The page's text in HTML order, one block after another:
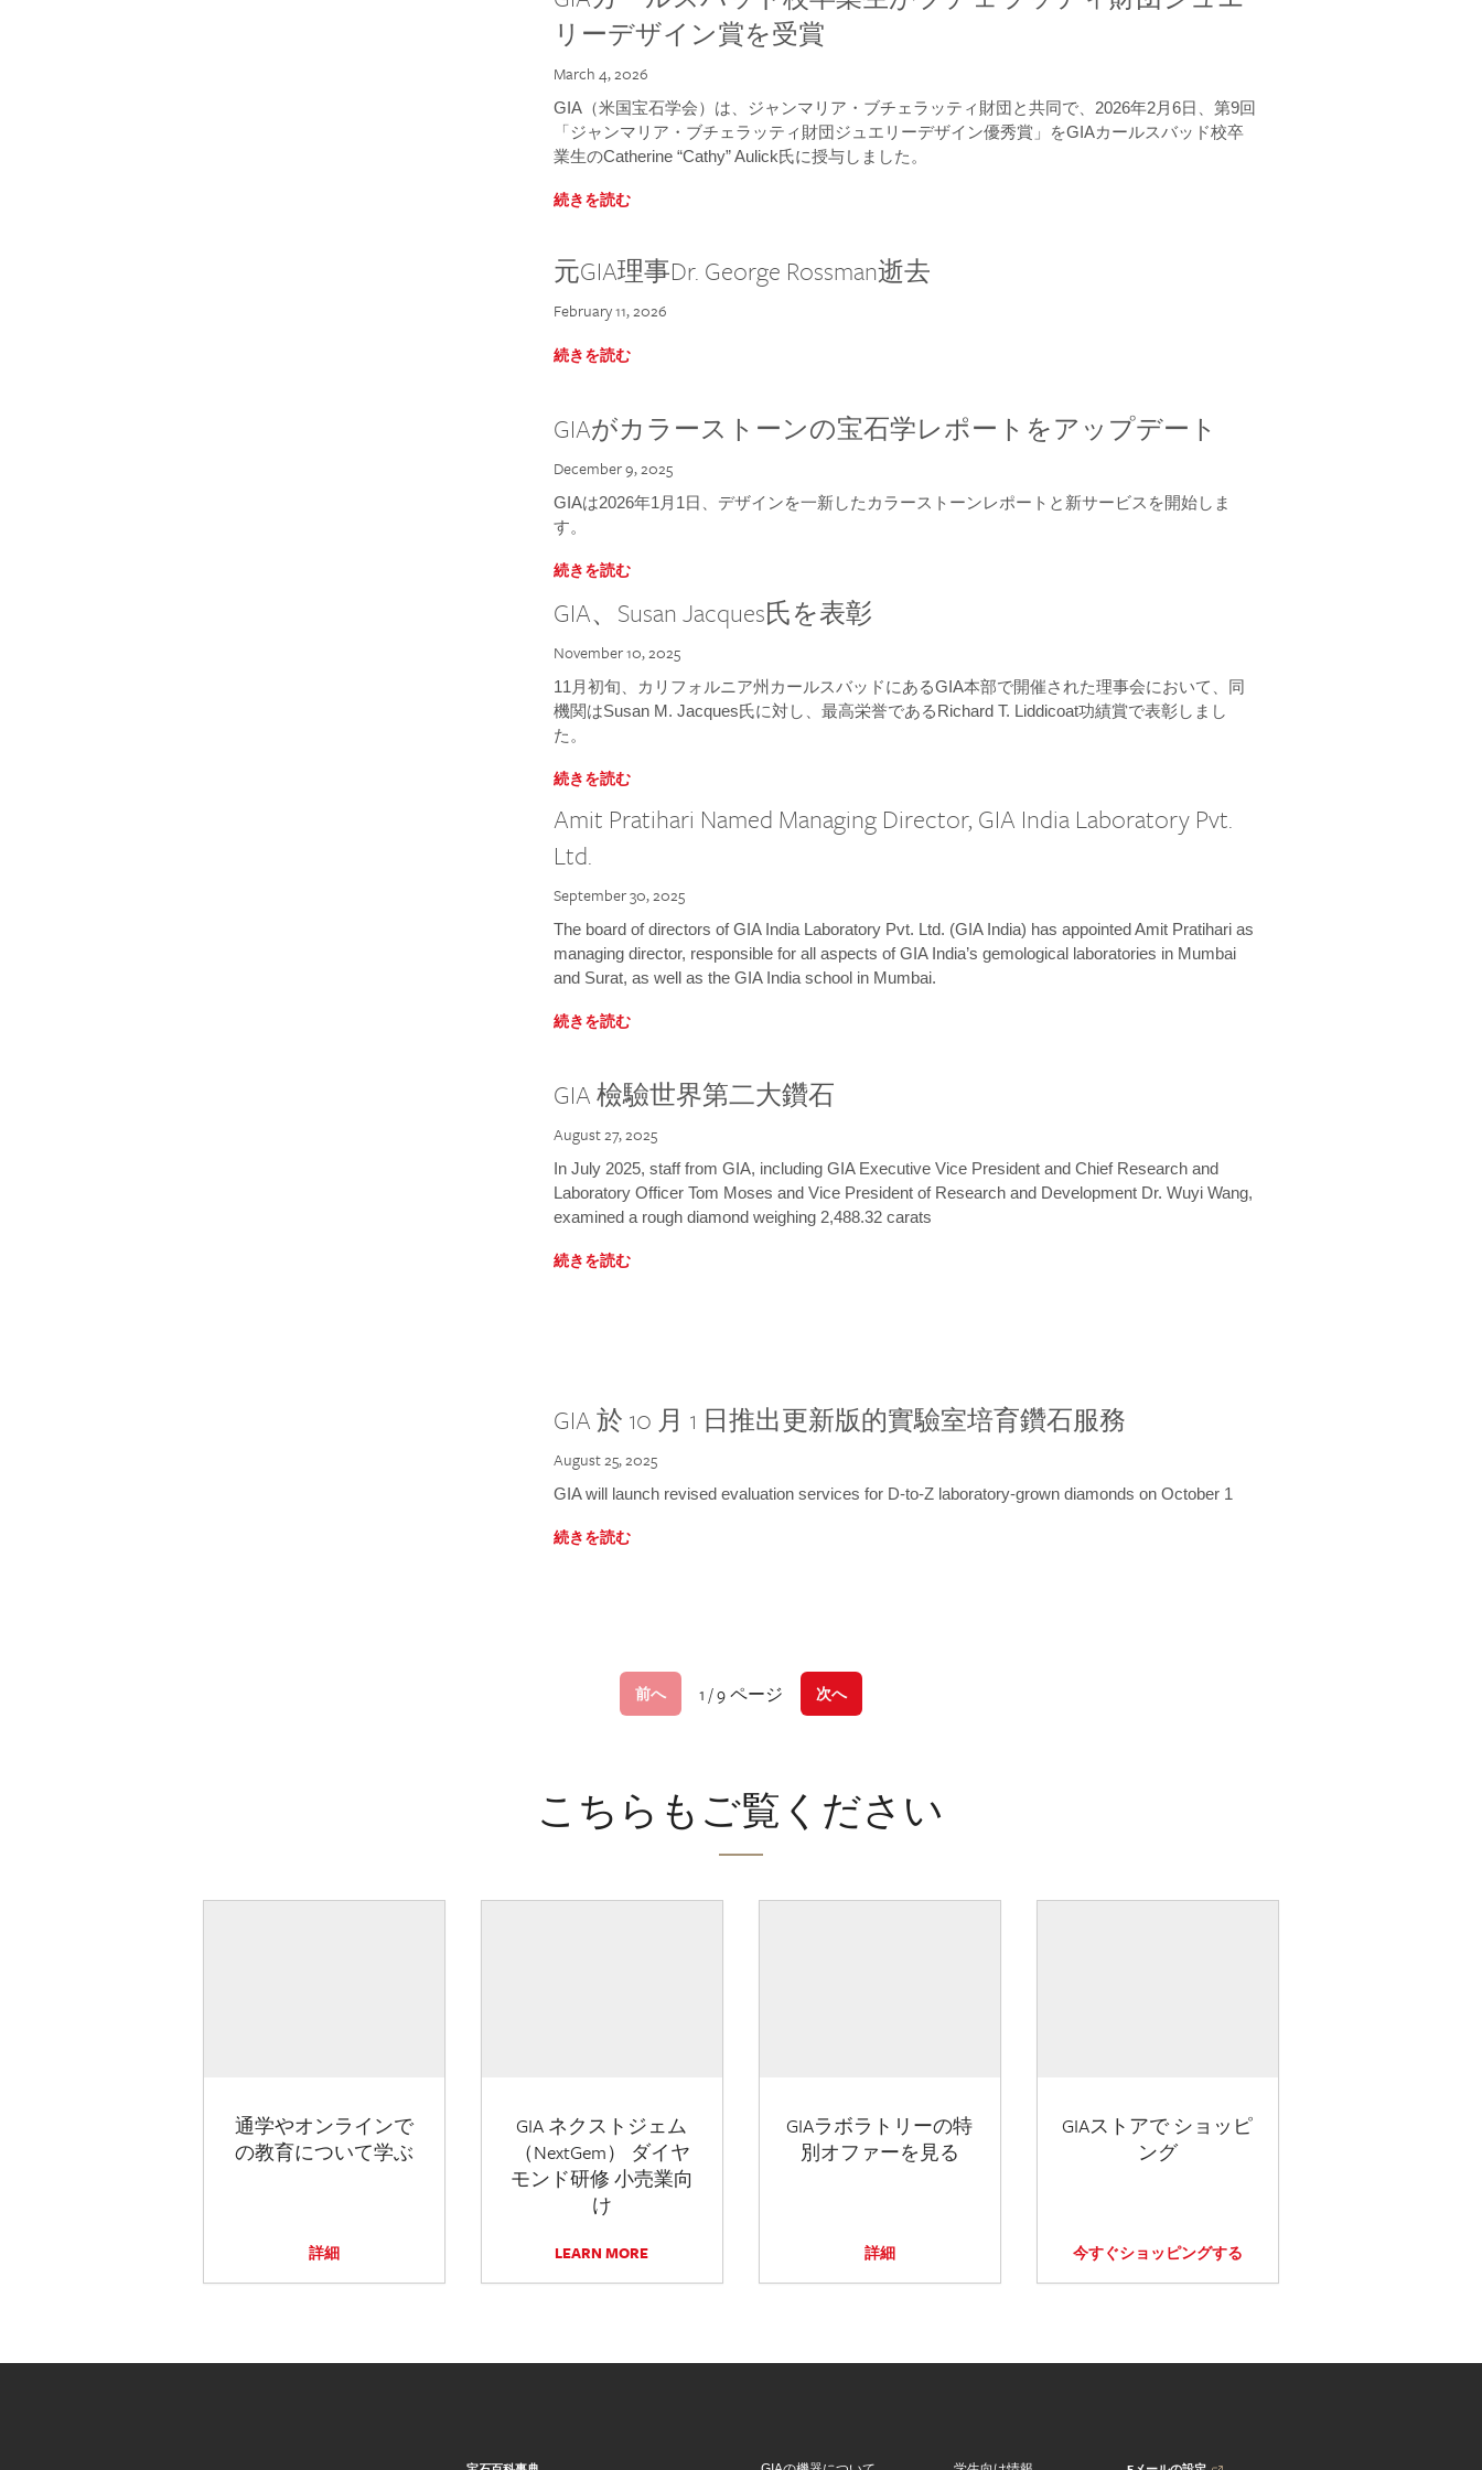
リーデザイン賞を受賞
March 4, 2026
GIA（米国宝石学会）は、ジャンマリア・ブチェラッティ財団と共同で、2026年2月6日、第9回
「ジャンマリア・ブチェラッティ財団ジュエリーデザイン優秀賞」をGIAカールスバッド校卒
業生のCatherine “Cathy” Aulick氏に授与しました。
続きを読む
元GIA理事Dr. George Rossman逝去
February 11, 2026
続きを読む
GIAがカラーストーンの宝石学レポートをアップデート
December 9, 2025
GIAは2026年1月1日、デザインを一新したカラーストーンレポートと新サービスを開始しま
す。
続きを読む
GIA、Susan Jacques氏を表彰
November 10, 2025
11月初旬、カリフォルニア州カールスバッドにあるGIA本部で開催された理事会において、同
機関はSusan M. Jacques氏に対し、最高栄誉であるRichard T. Liddicoat功績賞で表彰しまし
た。
続きを読む
Amit Pratihari Named Managing Director, GIA India Laboratory Pvt.
Ltd.
September 30, 2025
The board of directors of GIA India Laboratory Pvt. Ltd. (GIA India) has appointed Amit Pratihari as
managing director, responsible for all aspects of GIA India’s gemological laboratories in Mumbai
and Surat, as well as the GIA India school in Mumbai.
続きを読む
GIA 檢驗世界第二大鑽石
August 27, 2025
In July 2025, staff from GIA, including GIA Executive Vice President and Chief Research and
Laboratory Officer Tom Moses and Vice President of Research and Development Dr. Wuyi Wang,
examined a rough diamond weighing 2,488.32 carats
続きを読む
GIA 於 10 月 1 日推出更新版的實驗室培育鑽石服務
August 25, 2025
GIA will launch revised evaluation services for D-to-Z laboratory-grown diamonds on October 1
続きを読む
前へ 1 / 9 ページ 次へ
こちらもご覧ください
通学やオンラインで
の教育について学ぶ
詳細
GIA ネクストジェム
（NextGem） ダイヤ
モンド研修 小売業向
け
LEARN MORE
GIAラボラトリーの特
別オファーを見る
詳細
GIAストアで ショッピ
ング
今すぐショッピングする